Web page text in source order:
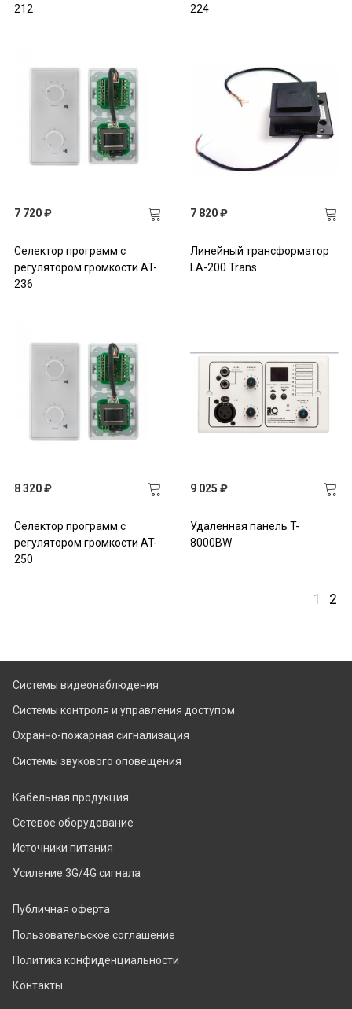
212
224
7 720 ₽
Селектор программ с
регулятором громкости AT-
236
7 820 ₽
Линейный трансформатор
LA-200 Trans
8 320 ₽
Селектор программ с
регулятором громкости AT-
250
9 025 ₽
Удаленная панель T-
8000BW
1 2
Системы видеонаблюдения
Системы контроля и управления доступом
Охранно-пожарная сигнализация
Системы звукового оповещения
Кабельная продукция
Сетевое оборудование
Источники питания
Усиление 3G/4G сигнала
Публичная оферта
Пользовательское соглашение
Политика конфиденциальности
Контакты